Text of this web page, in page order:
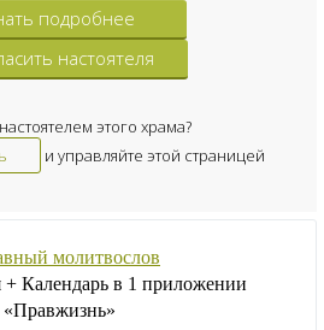
подробнее
настоятеля
этого храма?
и управляйте этой страницей
молитвослов
+ Календарь в 1 приложении
«Правжизнь»